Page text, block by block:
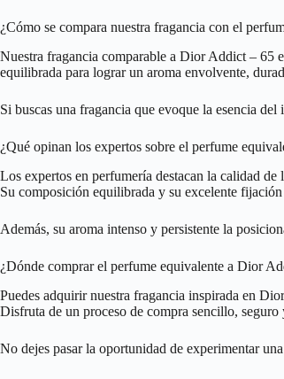
¿Cómo se compara nuestra fragancia con el
Nuestra fragancia comparable a Dior Addict – 65
equilibrada para lograr un aroma envolvente,
Si buscas una fragancia que evoque la esencia
¿Qué opinan los expertos sobre el perfume
Los expertos en perfumería destacan la calidad
Su composición equilibrada y su excelente
Además, su aroma intenso y persistente la
¿Dónde comprar el perfume equivalente a Dior
Puedes adquirir nuestra fragancia inspirada en
Disfruta de un proceso de compra sencillo,
No dejes pasar la oportunidad de experimentar